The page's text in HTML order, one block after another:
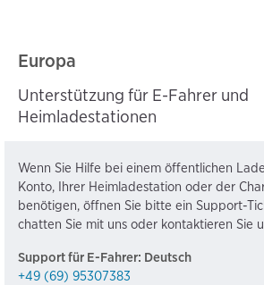
Europa
Unterstützung für E-Fahrer und
Heimladestationen
Wenn Sie Hilfe bei einem öffentlichen
Konto, Ihrer Heimladestation oder der
benötigen, öffnen Sie bitte ein Support-
chatten Sie mit uns oder kontaktieren Sie
Support für E-Fahrer: Deutsch
+49 (69) 95307383